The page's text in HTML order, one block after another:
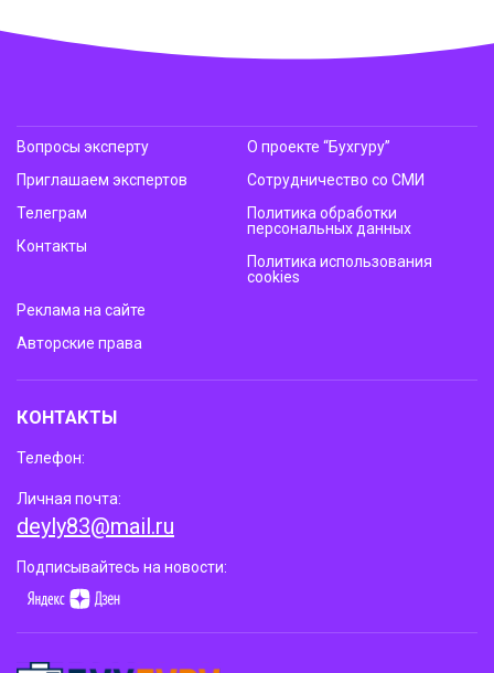
Вопросы эксперту
Приглашаем экспертов
Телеграм
Контакты
О проекте “Бухгуру”
Сотрудничество со СМИ
Политика обработки
персональных данных
Политика использования
cookies
Реклама на сайте
Авторские права
КОНТАКТЫ
Телефон:
Личная почта:
deyly83@mail.ru
Подписывайтесь на новости: